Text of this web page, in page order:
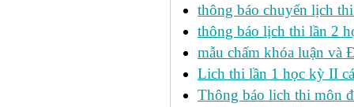
thông báo chuyển lịch
thông báo lịch thi lần 2
mẫu chấm khóa luận và
Lich thi lần 1 học kỳ II
Thông báo lich thi môn